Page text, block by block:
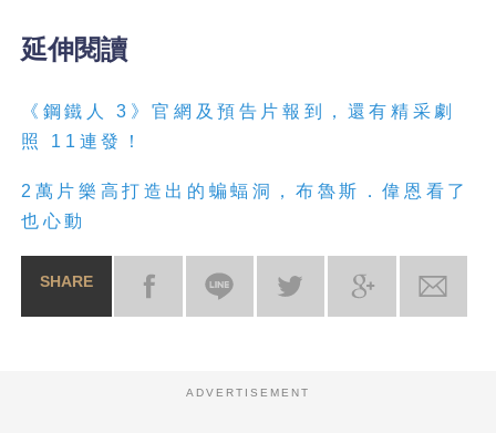
延伸閱讀
《鋼鐵人 3》官網及預告片報到，還有精采劇
照 11連發！
2萬片樂高打造出的蝙蝠洞，布魯斯．偉恩看了
也心動
SHARE
ADVERTISEMENT